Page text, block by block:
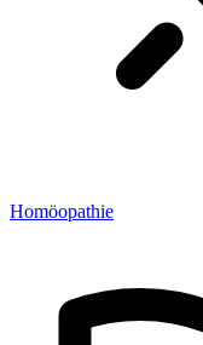
Homöopathie